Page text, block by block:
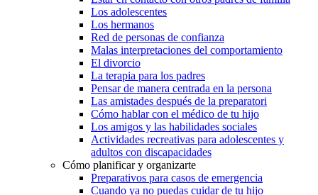
Los adolescentes
Los hermanos
Red de personas de confianza
Malas interpretaciones del comportamiento
El divorcio
La terapia para los padres
Pensar de manera centrada en la persona
Las amistades después de la preparatori
Cómo hablar con el médico de tu hijo
Los amigos y las habilidades sociales
Actividades recreativas para adolescentes y
adultos con discapacidades
Cómo planificar y organizarte
Preparativos para casos de emergencia
Cuando ya no puedas cuidar de tu hijo